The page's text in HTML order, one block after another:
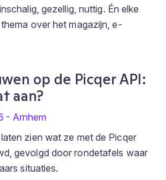
gezellig, nuttig. Én elke
over het magazijn, e-
op de Picqer API:
aan?
- Arnhem
zien wat ze met de Picqer
gevolgd door rondetafels waar
situaties.